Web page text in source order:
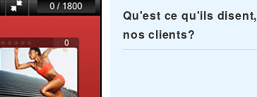
Qu'est ce qu'ils disent,
nos clients?